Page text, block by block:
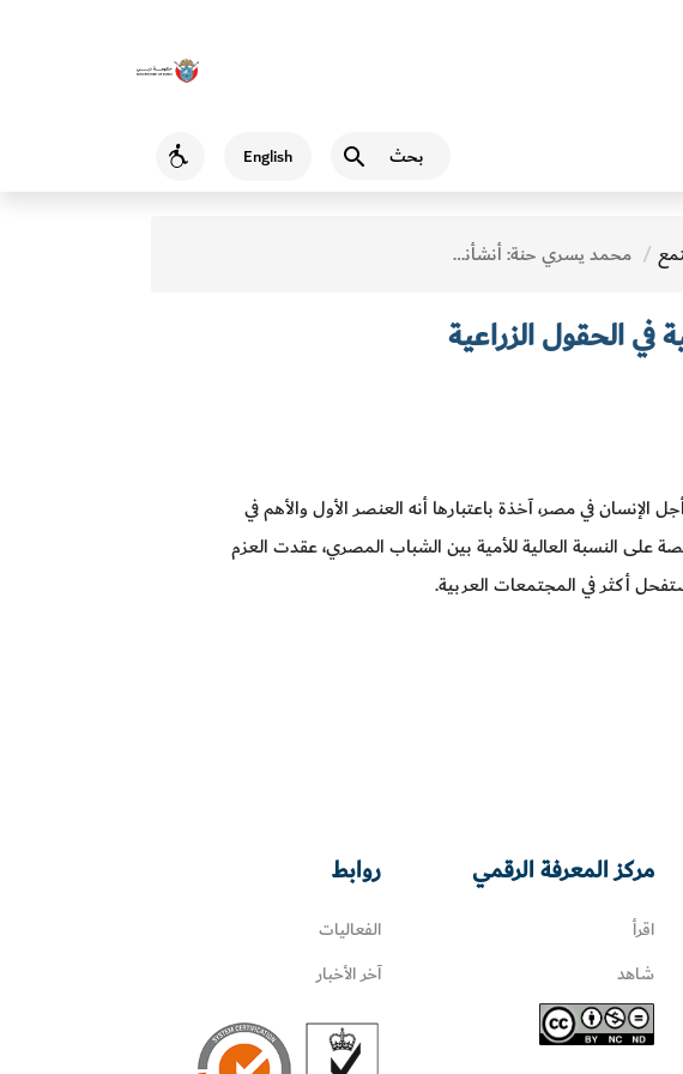
English
Accessibility
محمد يسري حنة: أنشأنا فصول محو الأمية في الحقول الزراعية
الحقول الزراعية
في مصر، آخذة باعتبارها أنه العنصر الأول والأهم في
النسبة العالية للأمية بين الشباب المصري، عقدت العزم
أكثر في المجتمعات العربية.
مركز المعرفة الرقمي
اقرأ
شاهد
روابط
الفعاليات
آخر الأخبار